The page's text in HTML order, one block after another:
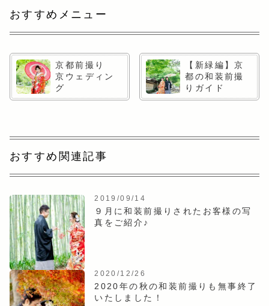
おすすめメニュー
京都前撮り
京ウェディン
グ
【新緑編】京
都の和装前撮
りガイド
おすすめ関連記事
2019/09/14
９月に和装前撮りされたお客様の写
真をご紹介♪
2020/12/26
2020年の秋の和装前撮りも無事終了
いたしました！